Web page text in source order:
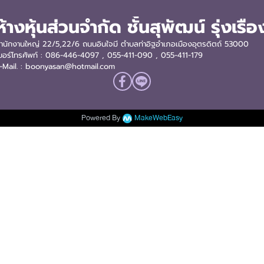
างหุ้นส่วนจำกัด ชั้นสุพัฒน์ รุ่งเรือ
นักงานใหญ่ 22/5,22/6 ถนนอินใจมี ตำบลท่าอิฐอำเภอเมืองอุตรดิตถ์ 53000
อร์โทรศัพท์ : 086-446-4097 , 055-411-090 , 055-411-179
Mail. : boonyasan@hotmail.com
Powered By MakeWebEasy